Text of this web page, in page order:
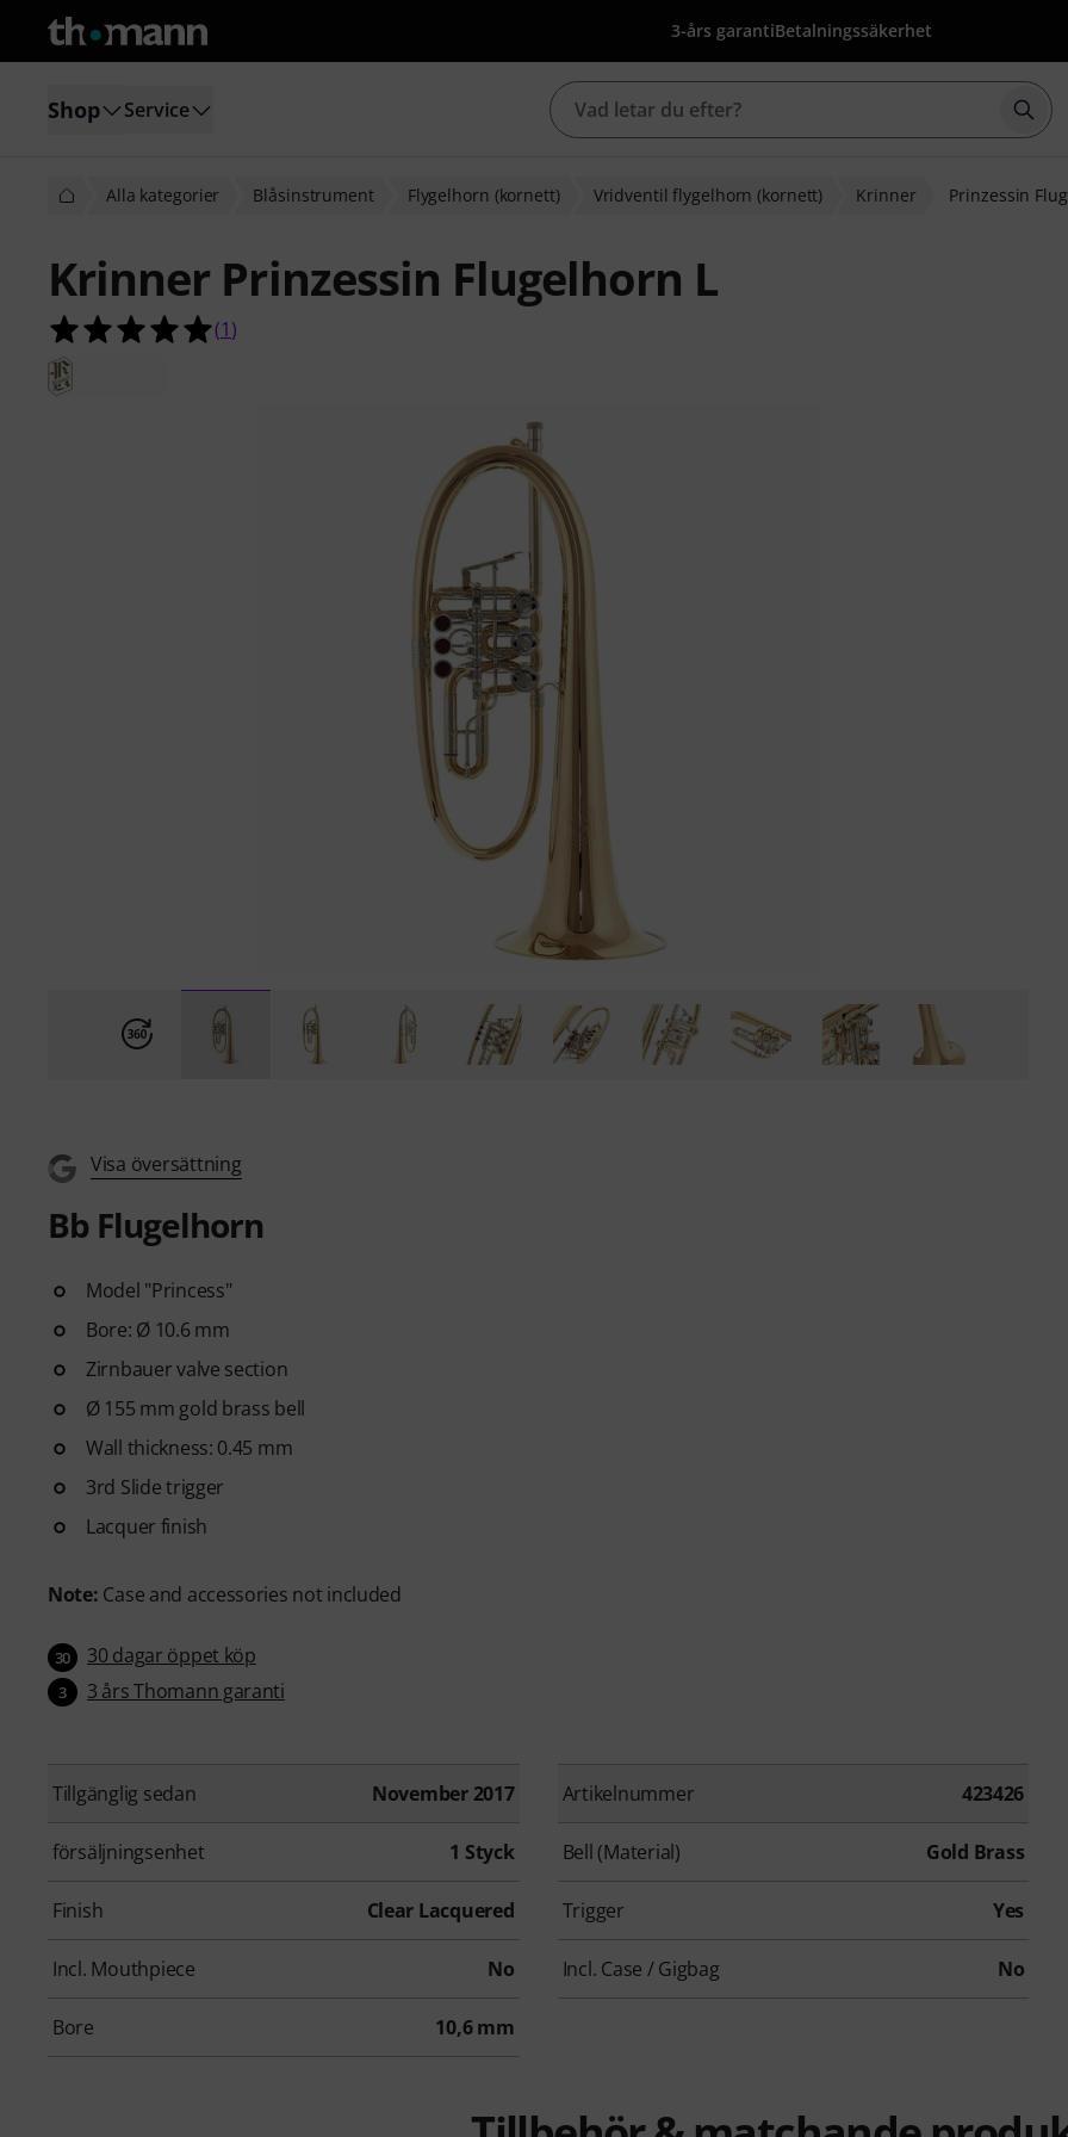
3-års garantiBetalningssäkerhet
Shop Service
Alla kategorier Blåsinstrument Flygelhorn (kornett) Vridventil flygelhorn (kornett) Krinner Prinzessin
Krinner Prinzessin Flugelhorn L
5.0 av 5 stjärnor från 1 kundbetyg
(1)
Visa översättning
Bb Flugelhorn
Model "Princess"
Bore: Ø 10.6 mm
Zirnbauer valve section
Ø 155 mm gold brass bell
Wall thickness: 0.45 mm
3rd Slide trigger
Lacquer finish
Note: Case and accessories not included
30 30 dagar öppet köp
3 3 års Thomann garanti
Tillgänglig sedan November 2017 Artikelnummer 423426
försäljningsenhet 1 Styck Bell (Material) Gold Brass
Finish Clear Lacquered Trigger Yes
Incl. Mouthpiece No Incl. Case / Gigbag No
Bore 10,6 mm